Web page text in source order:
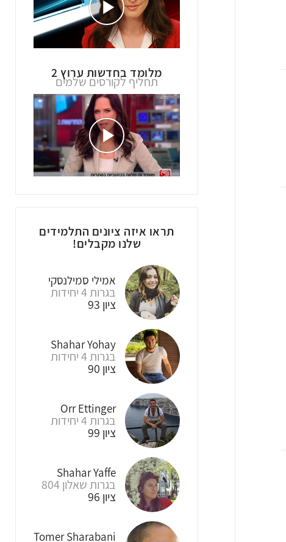
מלומד בחדשות ערוץ 2
תחליף לקורסים שלמים
תראו איזה ציונים התלמידים
שלנו מקבלים!
Ariel Zaidman
בגרות 4 יחידות
ציון 95
יהונתן סאמואלסון
בגרות שאלון 806
ציון 97
Roei Shapira
בגרות 5 יחידות
ציון 90
Itzhak Matsa
בגרות 3 יחידות
ציון 100
Osher Solimany
אמילי סמילנסקי
בגרות 4 יחידות
ציון 93
Shahar Yohay
בגרות 4 יחידות
ציון 90
Orr Ettinger
בגרות 4 יחידות
ציון 99
Shahar Yaffe
בגרות שאלון 804
ציון 96
Tomer Sharabani
Ariel Kanunchi
בגרות שאלון 804
ציון 95
emanuel rozen
בגרות 4 יחידות
ציון 90
Gil Sheinfeld
בגרות 4 יחידות
ציון 97
Ilan
Vishnevetsky
בגרות 4 יחידות
ציון 100
lior nisanov